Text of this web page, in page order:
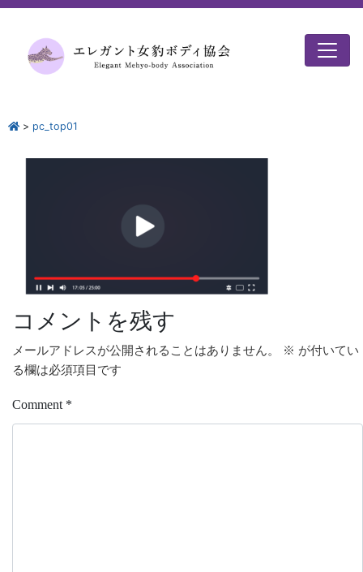
> pc_top01
コメントを残す
メールアドレスが公開されることはありません。 ※ が付いてい
る欄は必須項目です
Comment *